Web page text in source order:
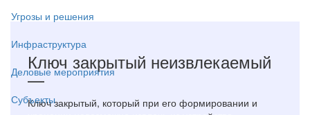
Угрозы и решения
Инфраструктура
Деловые мероприятия
Субъекты
Ключ закрытый неизвлекаемый
—
Ключ закрытый, который при его формировании и